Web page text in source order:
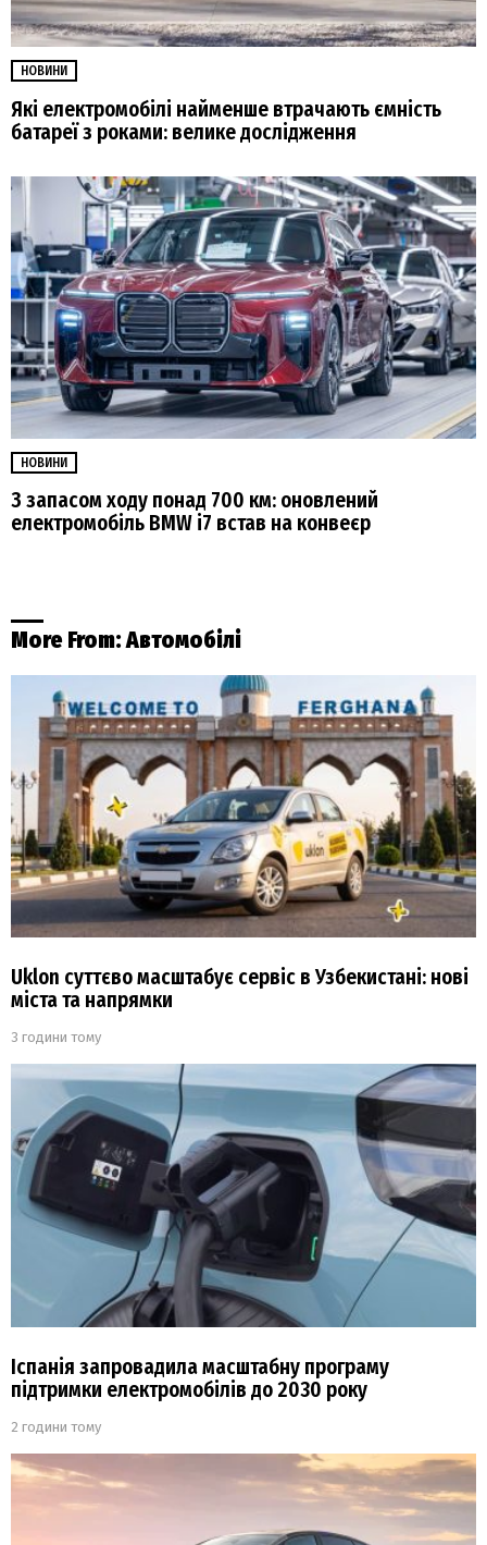
НОВИНИ
Які електромобілі найменше втрачають ємність
батареї з роками: велике дослідження
НОВИНИ
З запасом ходу понад 700 км: оновлений
електромобіль BMW i7 встав на конвеєр
More From:Автомобілі
Uklon суттєво масштабує сервіс в Узбекистані: нові
міста та напрямки
3 години тому
Іспанія запровадила масштабну програму
підтримки електромобілів до 2030 року
2 години тому